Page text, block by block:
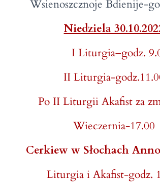
Wsienoszcznoje Bdienije-
Niedziela
I Liturgia–godz.
II Liturgia-
Po II Liturgii Akafist za
Wieczernia-17.00
Cerkiew w Słochach
Liturgia i Akafist-godz.